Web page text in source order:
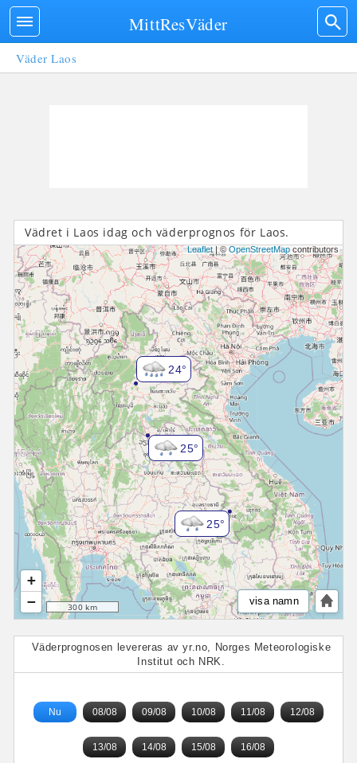
Väder Laos
Vädret i Laos idag och väderprognos för Laos.
25°
25°
24°
+
−
300 km
Leaflet| © OpenStreetMapcontributors
visa namn
Väderprognosen levereras av yr.no, Norges Meteorologiske
Institut och NRK.
Nu 08/08 09/08 10/08 11/08 12/08
13/08 14/08 15/08 16/08
MittResVäder